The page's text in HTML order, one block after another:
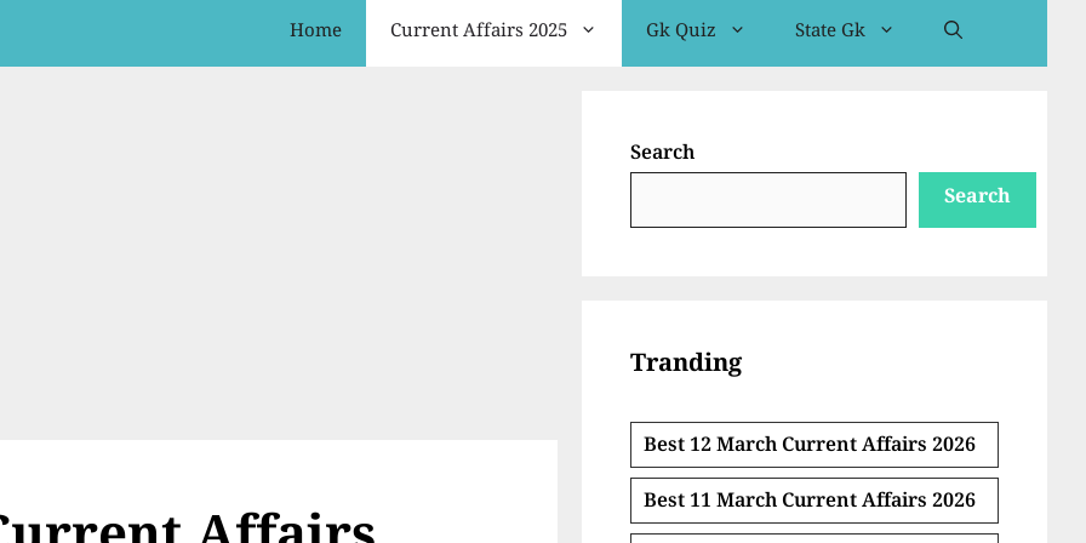
Home Current Affairs 2025 Gk Quiz State Gk
Search
Search
Tranding
Best 12 March Current Affairs 2026
Best 11 March Current Affairs 2026